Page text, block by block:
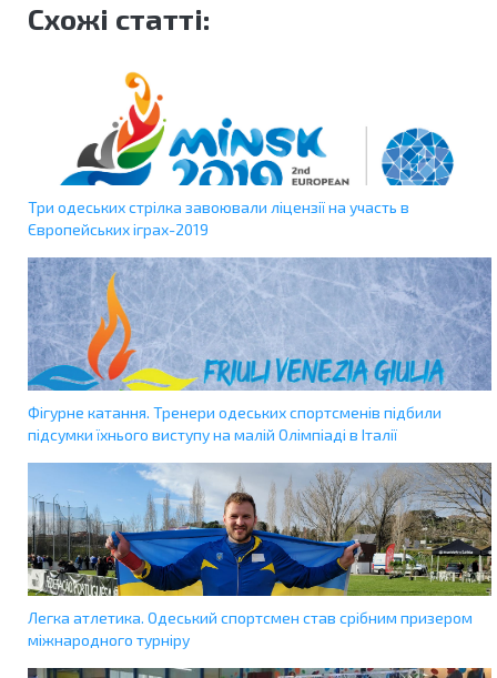
Схожі статті:
Три одеських стрілка завоювали ліцензії на участь в
Європейських іграх-2019
Фігурне катання. Тренери одеських спортсменів підбили
підсумки їхнього виступу на малій Олімпіаді в Італії
Легка атлетика. Одеський спортсмен став срібним призером
міжнародного турніру